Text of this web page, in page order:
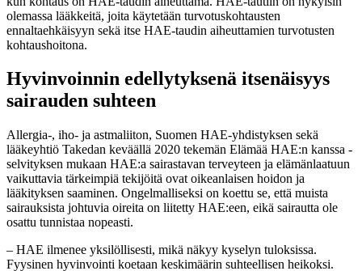
olemassa lääkkeitä, joita käytetään turvotuskohtausten
ennaltaehkäisyyn sekä itse HAE-taudin aiheuttamien turvotusten
kohtaushoitona.
Hyvinvoinnin edellytyksenä itsenäisyys
sairauden suhteen
Allergia-, iho- ja astmaliiton, Suomen HAE-yhdistyksen sekä
lääkeyhtiö Takedan keväällä 2020 tekemän Elämää HAE:n kanssa -
selvityksen mukaan HAE:a sairastavan terveyteen ja elämänlaatuun
vaikuttavia tärkeimpiä tekijöitä ovat oikeanlaisen hoidon ja
lääkityksen saaminen. Ongelmalliseksi on koettu se, että muista
sairauksista johtuvia oireita on liitetty HAE:een, eikä sairautta ole
osattu tunnistaa nopeasti.
– HAE ilmenee yksilöllisesti, mikä näkyy kyselyn tuloksissa.
Fyysinen hyvinvointi koetaan keskimäärin suhteellisen heikoksi.